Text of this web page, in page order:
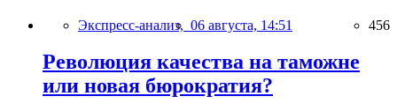
Экспресс-анализ, 06 августа, 14:51 456
Революция качества на таможне
или новая бюрократия?